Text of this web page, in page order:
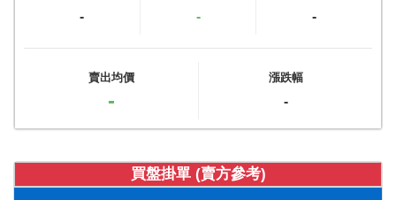
- - -
賣出均價
-
漲跌幅
-
買盤掛單 (賣方參考)